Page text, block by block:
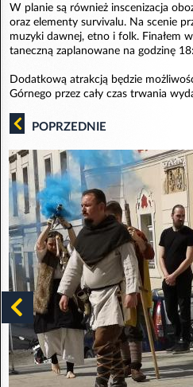
W planie są również inscenizacja
oraz elementy survivalu. Na scenie
muzyki dawnej, etno i folk. Finałem
taneczną zaplanowane na godzinę
Dodatkową atrakcją będzie
Górnego przez cały czas trwania
POPRZEDNIE